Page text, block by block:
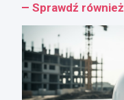
Sprawdź również